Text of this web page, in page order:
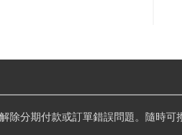
除分期付款或訂單錯誤問題。隨時可